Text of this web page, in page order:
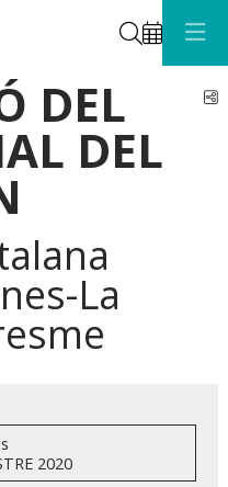
Cerca
DEL
DEL
La
2020